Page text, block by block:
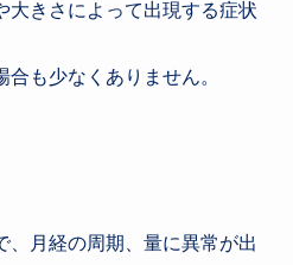
大きさによって出現する症状
も少なくありません。
、月経の周期、量に異常が出